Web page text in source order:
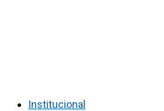
Institucional